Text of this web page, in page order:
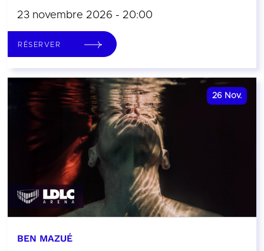
23 novembre 2026 - 20:00
RÉSERVER
26 Nov.
BEN MAZUÉ